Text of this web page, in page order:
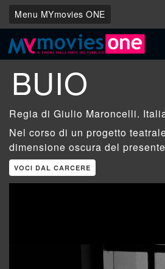
Menu MYmovies ONE
BUIO
Giulio Maroncelli.
Nel corso di un progetto
dimensione oscura del
VOCI DAL CARCERE